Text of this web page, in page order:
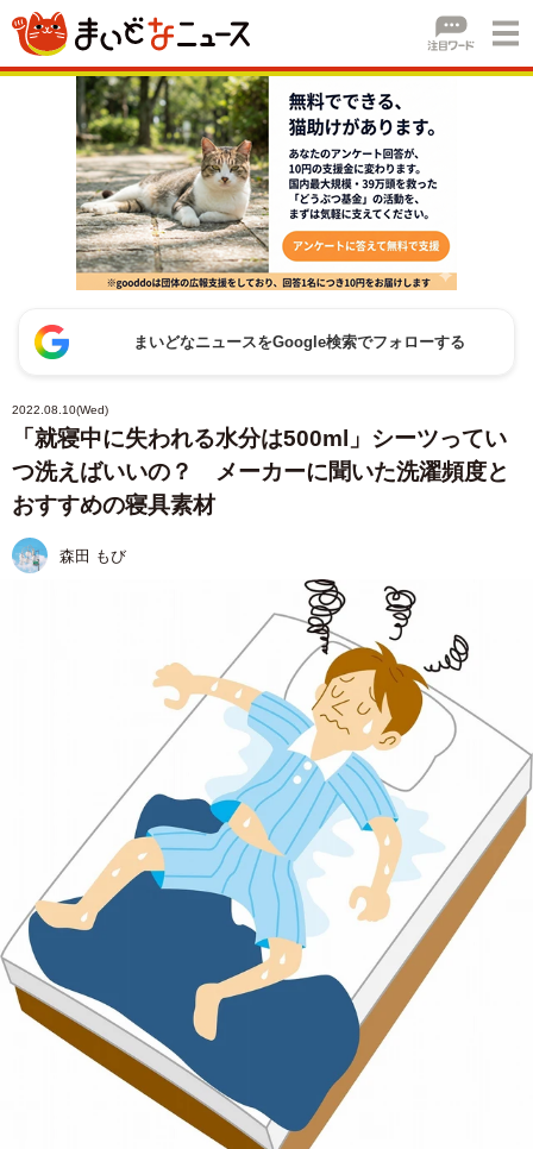
まいどなニュースをGoogle検索でフォローする
2022.08.10(Wed)
「就寝中に失われる水分は500ml」シーツってい
つ洗えばいいの？ メーカーに聞いた洗濯頻度と
おすすめの寝具素材
森田 もび